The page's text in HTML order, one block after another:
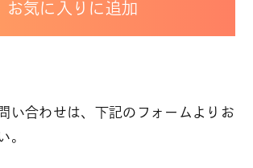
お気に入りに追加
い合わせは、下記のフォームよりお
。